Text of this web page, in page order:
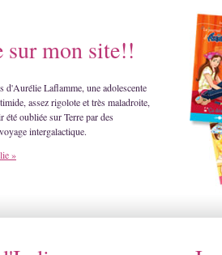
sur mon site!!
d'Aurélie Laflamme, une adolescente
assez rigolote et très maladroite,
oubliée sur Terre par des
intergalactique.
»